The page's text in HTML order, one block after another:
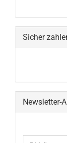
Sicher
Newsletter-